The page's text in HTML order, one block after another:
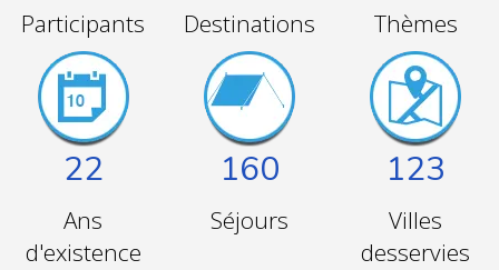
Participants Destinations Thèmes
22
Ans
d'existence
160
Séjours
123
Villes
desservies